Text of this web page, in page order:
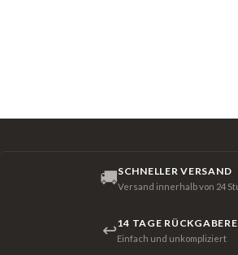
🚚SCHNELLER VERSAND
Versand innerhalb von 24
↩14 TAGE
Einfach und unkompliziert